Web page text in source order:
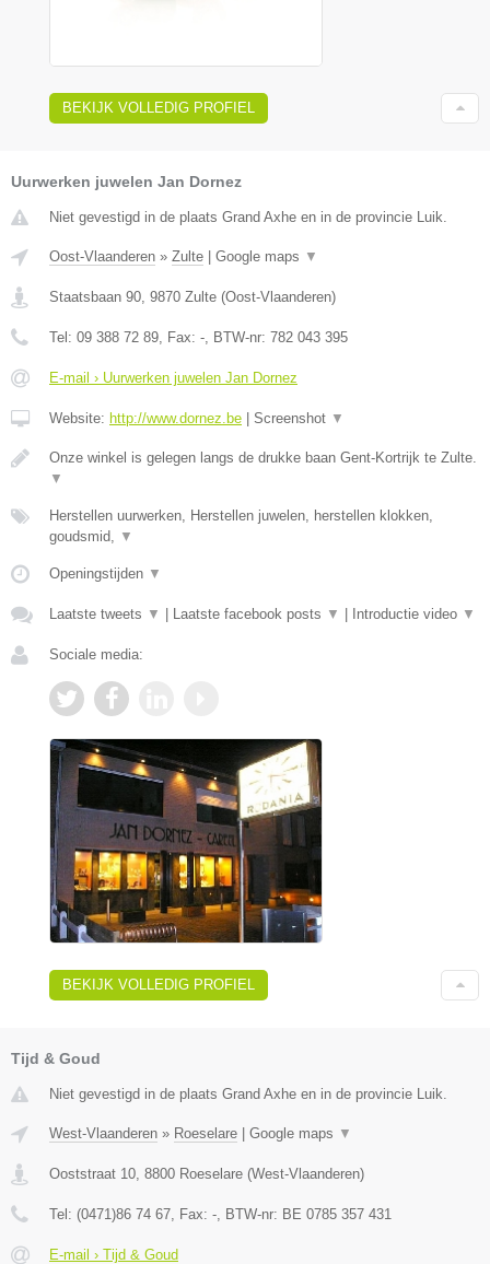
BEKIJK VOLLEDIG PROFIEL
Uurwerken juwelen Jan Dornez
Niet gevestigd in de plaats Grand Axhe en in de provincie Luik.
Oost-Vlaanderen » Zulte Google maps ▼
Staatsbaan 90, 9870 Zulte (Oost-Vlaanderen)
Tel: 09 388 72 89, Fax: -, BTW-nr: 782 043 395
E-mail › Uurwerken juwelen Jan Dornez
Website: http://www.dornez.be Screenshot ▼
Onze winkel is gelegen langs de drukke baan Gent-Kortrijk te Zulte.
▼
Herstellen uurwerken, Herstellen juwelen, herstellen klokken,
goudsmid, ▼
Openingstijden ▼
Laatste tweets ▼ Laatste facebook posts ▼ Introductie video ▼
Sociale media:
BEKIJK VOLLEDIG PROFIEL
Tijd & Goud
Niet gevestigd in de plaats Grand Axhe en in de provincie Luik.
West-Vlaanderen » Roeselare | Google maps ▼
Ooststraat 10 8800 Roeselare (West-Vlaanderen)
Tel: (0471)86 74 67 , Fax: - , BTW-nr: BE 0785 357 431
E-mail › Tijd & Goud